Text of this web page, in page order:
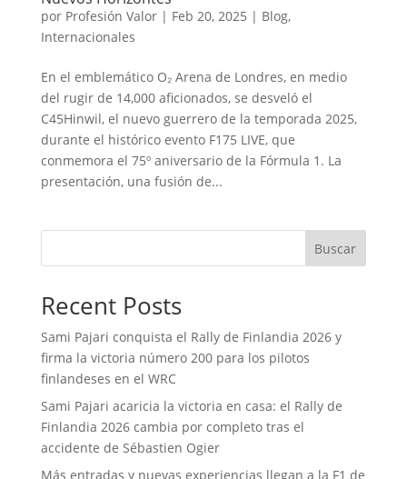
por Profesión Valor| Feb 20, 2025 | Blog,
Internacionales
En el emblemático O₂ Arena de Londres, en medio
del rugir de 14,000 aficionados, se desveló el
C45Hinwil, el nuevo guerrero de la temporada 2025,
durante el histórico evento F175 LIVE, que
conmemora el 75º aniversario de la Fórmula 1. La
presentación, una fusión de...
Buscar
Recent Posts
Sami Pajari conquista el Rally de Finlandia 2026 y
firma la victoria número 200 para los pilotos
finlandeses en el WRC
Sami Pajari acaricia la victoria en casa: el Rally de
Finlandia 2026 cambia por completo tras el
accidente de Sébastien Ogier
Más entradas y nuevas experiencias llegan a la F1 de